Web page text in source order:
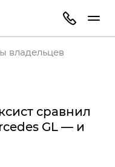
владельцев
сравнил
GL — и